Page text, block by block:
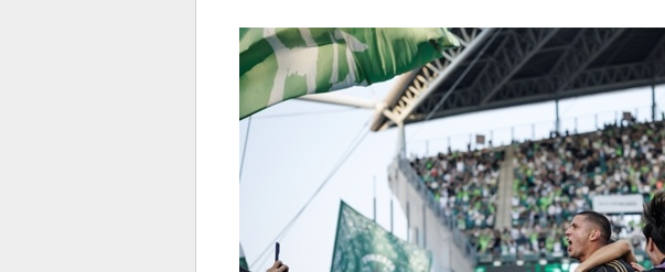
로그 즐겨찾기
많이 본 뉴스 최신 뉴스 연예 스포츠 라이프 포토